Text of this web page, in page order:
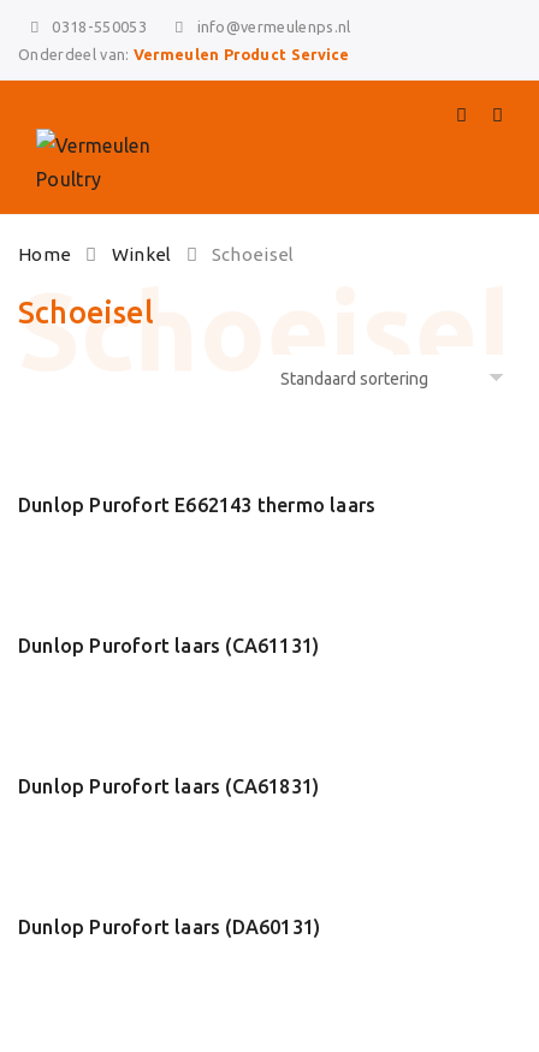
0318-550053
info@vermeulenps.nl
Onderdeel van: Vermeulen Product Service
to
content
Home Winkel Schoeisel
Schoeisel
Dunlop Purofort E662143 thermo laars
Dunlop Purofort laars (CA61131)
Dunlop Purofort laars (CA61831)
Dunlop Purofort laars (DA60131)